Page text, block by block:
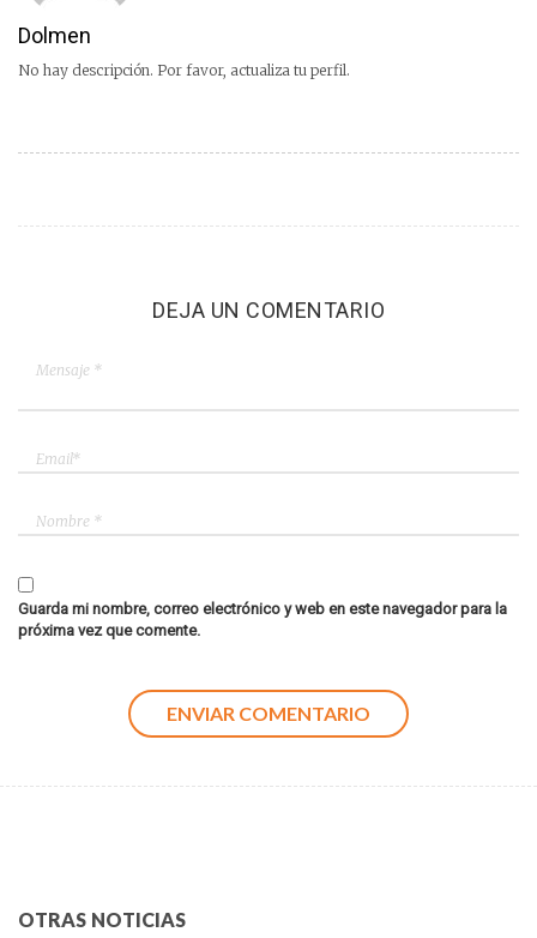
Dolmen
No hay descripción. Por favor, actualiza tu perfil.
DEJA UN COMENTARIO
Guarda mi nombre, correo electrónico y web en este navegador para la
próxima vez que comente.
OTRAS NOTICIAS